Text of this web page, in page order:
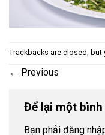
Trackbacks are closed, but
← Previous
Để lại một bình
Bạn phải đăng